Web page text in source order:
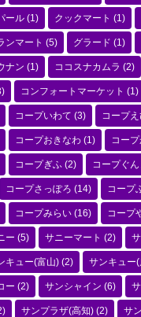
ール (1) クックマート (1)
ンマート (5) グラード (1)
ナン (1) ココスナカムラ (2)
コンフォートマーケット (1)
コープいわて (3) コープ
コープおきなわ (1) コー
コープぎふ (2) コープぐん
コープさっぽろ (14) コープ
コープみらい (16) コープ
ー (5) サニーマート (2)
キュー(富山) (2) サンキュー
ー (2) サンシャイン (6)
サンプラザ(高知) (2) サ